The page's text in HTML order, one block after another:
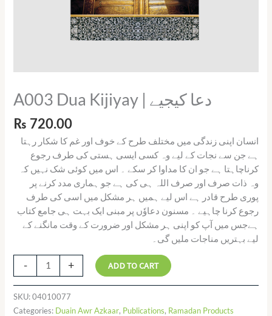
A003 Dua Kijiyay | دعا کیجیے
₨ 720.00
انسان اپنی زندگی میں مختلف طرح کے خوف اور غم کا شکار رہتا
ہے جن سے نجات کے لیے وہ کسی ایسی ہستی کی طرف رجوع
کرناچاہتا ہے جو ان کا مداوا کر سکے ۔ اس میں کوئی شک نہیں کہ
وہ ذات صرف اور صرف اللہ ہی کی ہے جو ہماری مدد کرنے پر
پوری طرح قادر ہے اس لیے ہمیں ہر مشکل میں اسی کی طرف
رجوع کرنا چاہیے ۔ مسنون دعاوٗں پر مبنی ایک بہت ہی جامع کتاب
ہےجس میں آپ کو اپنی ہر مشکل اور ضرورت کے وقت مانگنے کے
لیے بہتریں مناجات ملیں گی۔
- + ADD TO CART
SKU:04010077
Categories: Duain Awr Azkaar, Publications, Ramadan Products